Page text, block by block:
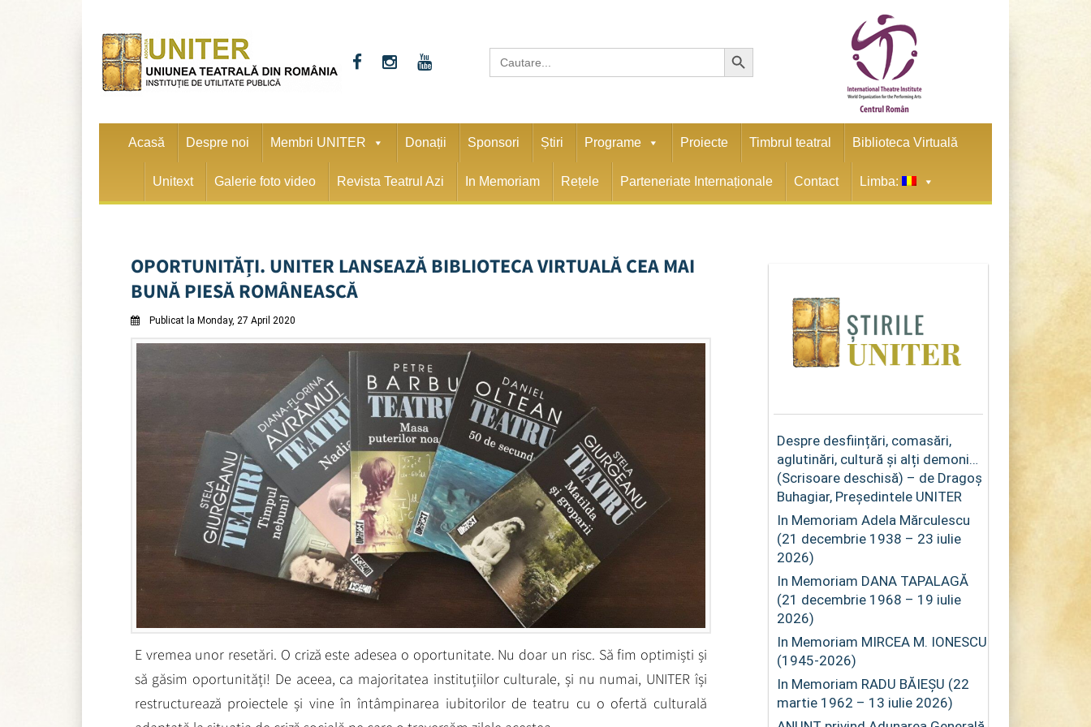
Search
for:
Search Button
Acasă Despre noi Membri UNITER Donații Sponsori Știri Programe Proiecte Timbrul teatral Biblioteca Virtuală
Unitext Galerie foto video Revista Teatrul Azi In Memoriam Rețele Parteneriate Internaționale Contact Limba:
OPORTUNITĂȚI. UNITER LANSEAZĂ BIBLIOTECA VIRTUALĂ CEA MAI
BUNĂ PIESĂ ROMÂNEASCĂ
Publicat la Monday, 27 April 2020
E vremea unor resetări. O criză este adesea o oportunitate. Nu doar un risc. Să fim optimiști și
să găsim oportunități! De aceea, ca majoritatea instituțiilor culturale, și nu numai, UNITER își
restructurează proiectele și vine în întâmpinarea iubitorilor de teatru cu o ofertă culturală
Despre desființări, comasări,
aglutinări, cultură și alți demoni…
(Scrisoare deschisă) – de Dragoș
Buhagiar, Președintele UNITER
In Memoriam Adela Mărculescu
(21 decembrie 1938 – 23 iulie
2026)
In Memoriam DANA TAPALAGĂ
(21 decembrie 1968 – 19 iulie
2026)
In Memoriam MIRCEA M. IONESCU
(1945-2026)
In Memoriam RADU BĂIEȘU (22
martie 1962 – 13 iulie 2026)